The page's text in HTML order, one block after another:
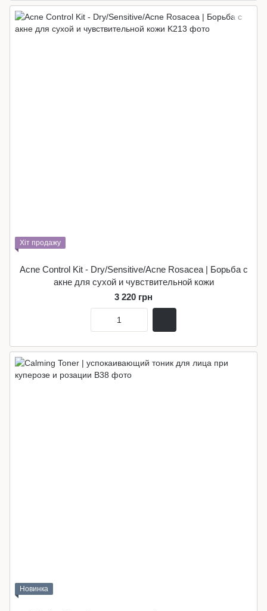
Хіт продажу
Acne Control Kit - Dry/Sensitive/Acne Rosacea | Борьба с
акне для сухой и чувствительной кожи
3 220 грн
Новинка